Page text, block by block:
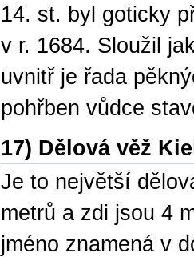
14. st. byl goticky
v r. 1684. Sloužil
uvnitř je řada
pohřben vůdce
17) Dělová věž
Je to největší
metrů a zdi jsou 4
jméno znamená v